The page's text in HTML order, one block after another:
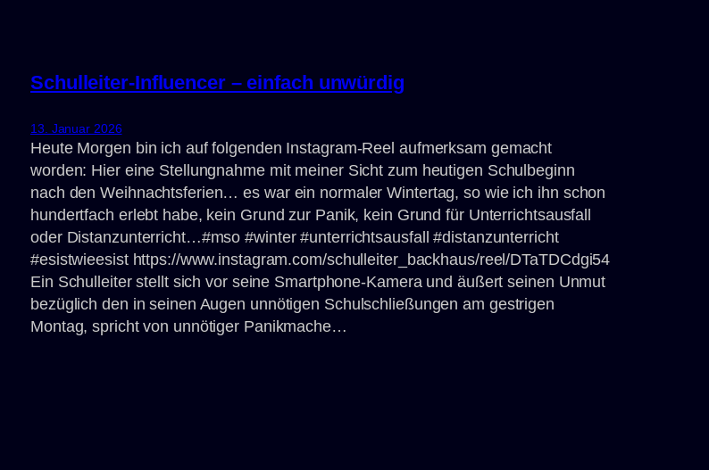
Schulleiter-Influencer – einfach unwürdig
13. Januar 2026
Heute Morgen bin ich auf folgenden Instagram-Reel aufmerksam gemacht
worden: Hier eine Stellungnahme mit meiner Sicht zum heutigen Schulbeginn
nach den Weihnachtsferien… es war ein normaler Wintertag, so wie ich ihn schon
hundertfach erlebt habe, kein Grund zur Panik, kein Grund für Unterrichtsausfall
oder Distanzunterricht…#mso #winter #unterrichtsausfall #distanzunterricht
#esistwieesist https://www.instagram.com/schulleiter_backhaus/reel/DTaTDCdgi54
Ein Schulleiter stellt sich vor seine Smartphone-Kamera und äußert seinen Unmut
bezüglich den in seinen Augen unnötigen Schulschließungen am gestrigen
Montag, spricht von unnötiger Panikmache…